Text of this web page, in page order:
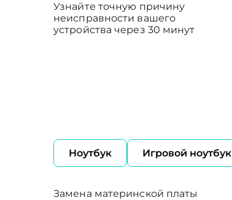
Узнайте точную причину
неисправности вашего
устройства через 30 минут
Ноутбук Игровой ноутбук
Замена материнской платы